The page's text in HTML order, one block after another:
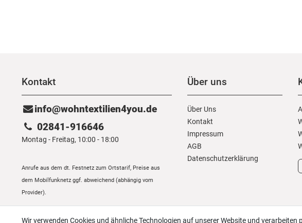
Kontakt
info@wohntextilien4you.de
02841-916646
Montag - Freitag, 10:00 - 18:00
Anrufe aus dem dt. Festnetz zum Ortstarif, Preise aus
dem Mobilfunknetz ggf. abweichend (abhängig vom
Provider).
Über uns
Über Uns
Kontakt
Impressum
AGB
Daten­schutz­erklärung
Wir verwenden Cookies und ähnliche Technologien auf unserer Website und verarbeiten